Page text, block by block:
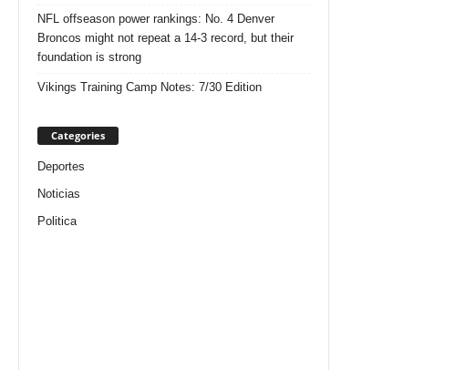
NFL offseason power rankings: No. 4 Denver
Broncos might not repeat a 14-3 record, but their
foundation is strong
Vikings Training Camp Notes: 7/30 Edition
Categories
Deportes
Noticias
Politica